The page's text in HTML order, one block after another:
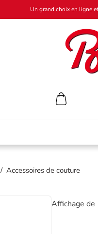
Un grand choix en ligne
/ Accessoires de couture
Affichage